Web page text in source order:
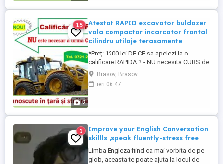
utilaje (masinist la masini pentru
2
15
Atestat RAPID excavator buldozer
vola compactor incarcator frontal
cilindru utilaje terasamente
*Preț: 1200 lei DE CE sa apelezi la o
calificare RAPIDA ? - NU necesita CURS de
formare profesionala - costuri reduse -
certificatele (diplomele) eliberate sunt
recunoscute in tara si in strainatate si sunt
REGISTRUL ...
Brasov, Brasov
ieri 06:47
1
Improve your English Conversation
skillls ,speak fluently-stress free
Limba Engleza fiind ca mai vorbita de pe
glob, aceasta te poate ajuta la locul de